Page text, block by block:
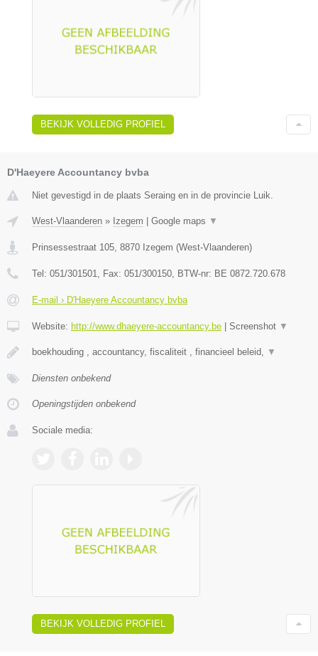
BEKIJK VOLLEDIG PROFIEL
D'Haeyere Accountancy bvba
Niet gevestigd in de plaats Seraing en in de provincie Luik.
West-Vlaanderen » Izegem | Google maps ▼
Prinsessestraat 105 8870 Izegem (West-Vlaanderen)
Tel: 051/301501 , Fax: 051/300150 , BTW-nr: BE 0872.720.678
E-mail › D'Haeyere Accountancy bvba
Website: http://www.dhaeyere-accountancy.be | Screenshot ▼
boekhouding , accountancy, fiscaliteit , financieel beleid, ▼
Diensten onbekend
Openingstijden onbekend
Sociale media:
BEKIJK VOLLEDIG PROFIEL